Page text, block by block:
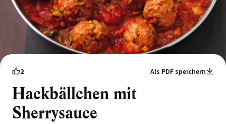
2 Als PDF speichern
Hackbällchen mit
Sherrysauce